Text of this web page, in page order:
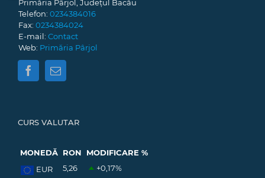
Primăria Pârjol, Județul Bacău
Telefon: 0234384016
Fax: 0234384024
E-mail: Contact
Web: Primăria Pârjol
CURS VALUTAR
MONEDĂ RON
MODIFICARE %
EUR
5,26 +0,17%